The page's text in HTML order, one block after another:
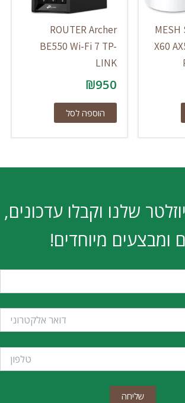
MESH
X60
ROUTER Archer
BE550 Wi-Fi 7 TP-
LINK
₪950
הוספה לסל
שלנו וקבלו עדכונים,
ומבצעים מיוחדים!